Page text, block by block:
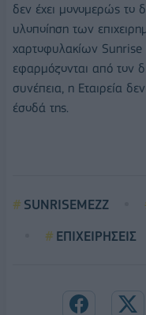
δεν έχει μονομερώς το
υλοποίηση των
χαρτοφυλακίων Sunrise
εφαρμόζονται από τον
συνέπεια, η Εταιρεία
έσοδά της.
SUNRISEMEZZ
ΕΠΙΧΕΙΡΗΣΕΙΣ